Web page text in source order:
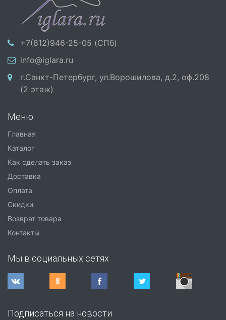
+7(812)946-25-05 (СПб)
info@iglara.ru
г.Санкт-Петербург, ул.Ворошилова, д.2, оф.208
(2 этаж)
Меню
Главная
Каталог
Как сделать заказ
Доставка
Оплата
Скидки
Возврат товара
Контакты
Мы в социальных сетях
Подписаться на новости